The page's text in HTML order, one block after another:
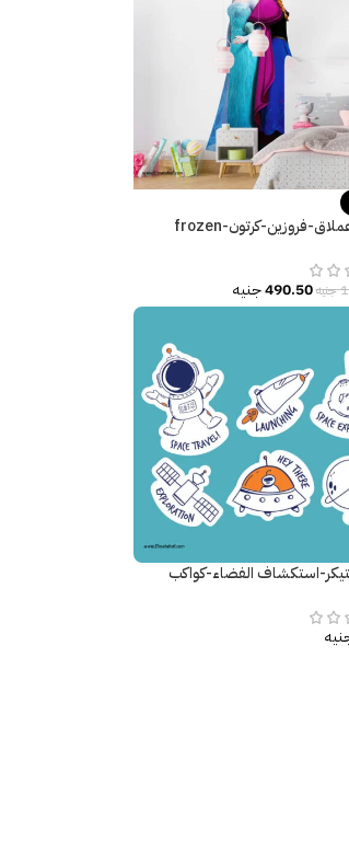
ملصق عملاق-فروزين-كرتون-frozen
جنيه490.50جنيه
استكشاف الفضاء-كواكب